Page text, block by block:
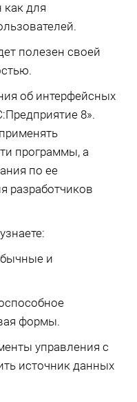
как для
полезен своей
об интерфейсных
8».
программы, а
по ее
разработчиков
и
формы.
управления с
источник данных